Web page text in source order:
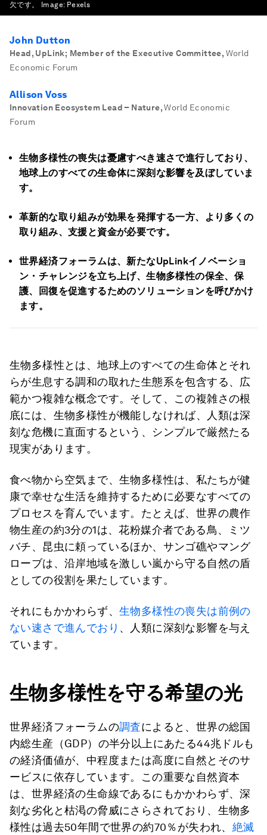
欠です。
Image: Pexels
John Dutton
Head, UpLink; Member of the Executive Committee, World
Economic Forum
Allison Voss
Innovation Ecosystem Lead – Nature, World Economic
Forum
生物多様性の喪失は憂慮すべき速さで進行しており、
地球上のすべての生命体に深刻な影響を及ぼしていま
す。
革新的な取り組みが効果を発揮する一方、より多くの
取り組み、支援と資金が必要です。
世界経済フォーラムは、新たなUpLinkイノベーショ
ン・チャレンジを立ち上げ、生物多様性の保全、保
護、回復を促進するためのソリューションを呼びかけ
ます。
生物多様性とは、地球上のすべての生命体とそれ
らが生息する調和の取れた生態系を包含する、広
範かつ複雑な概念です。そして、この複雑さの根
底には、生物多様性が機能しなければ、人類は深
刻な危機に直面するという、シンプルで厳然たる
現実があります。
食べ物から空気まで、生物多様性は、私たちが健
康で幸せな生活を維持するために必要なすべての
プロセスを育んでいます。たとえば、世界の農作
物生産の約3分の1は、花粉媒介者である鳥、ミツ
バチ、昆虫に頼っているほか、サンゴ礁やマング
ローブは、沿岸地域を激しい嵐から守る自然の盾
としての役割を果たしています。
それにもかかわらず、 生物多様性の喪失は前例の
ない速さで進んでおり 、人類に深刻な影響を与え
ています。
生物多様性を守る希望の光
世界経済フォーラムの調査によると、世界の総国
内総生産（GDP）の半分以上にあたる44兆ドルも
の経済価値が、中程度または高度に自然とそのサ
ービスに依存しています。この重要な自然資本
は、世界経済の生命線であるにもかかわらず、深
刻な劣化と枯渇の脅威にさらされており、生物多
様性は過去50年間で世界の約70％が失われ、 絶滅